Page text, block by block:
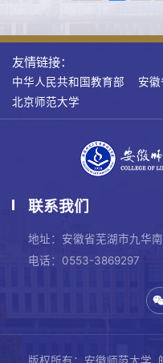
友情链接：
中华人民共和国教育部 安
北京师范大学
联系我们
地址：安徽省芜湖市九华
电话：0553-3869297